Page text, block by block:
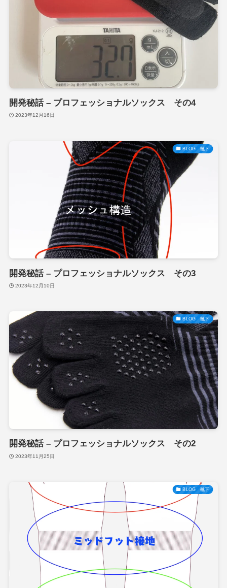
開発秘話 – プロフェッショナルソックス その4
2023年12月16日
BLOG 靴下
開発秘話 – プロフェッショナルソックス その3
2023年12月10日
BLOG 靴下
開発秘話 – プロフェッショナルソックス その2
2023年11月25日
BLOG 靴下